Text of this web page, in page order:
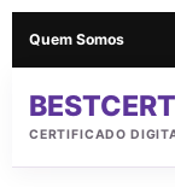
Quem Somos
BESTCERT
CERTIFICADO